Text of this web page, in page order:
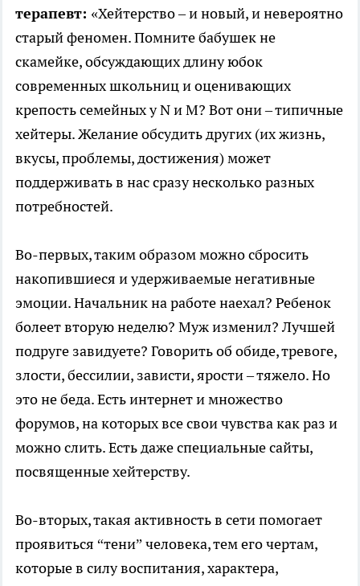
терапевт: «Хейтерство – и новый, и невероятно
старый феномен. Помните бабушек не
скамейке, обсуждающих длину юбок
современных школьниц и оценивающих
крепость семейных у N и M? Вот они – типичные
хейтеры. Желание обсудить других (их жизнь,
вкусы, проблемы, достижения) может
поддерживать в нас сразу несколько разных
потребностей.
Во-первых, таким образом можно сбросить
накопившиеся и удерживаемые негативные
эмоции. Начальник на работе наехал? Ребенок
болеет вторую неделю? Муж изменил? Лучшей
подруге завидуете? Говорить об обиде, тревоге,
злости, бессилии, зависти, ярости – тяжело. Но
это не беда. Есть интернет и множество
форумов, на которых все свои чувства как раз и
можно слить. Есть даже специальные сайты,
посвященные хейтерству.
Во-вторых, такая активность в сети помогает
проявиться “тени” человека, тем его чертам,
которые в силу воспитания, характера,